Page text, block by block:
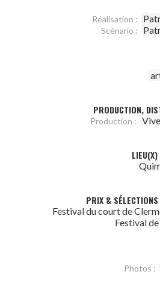
Réalisation :
Scénario :
PRODUCTION,
Production :
LIEU(X)
PRIX &
Festival du court de
Festival
Photos :